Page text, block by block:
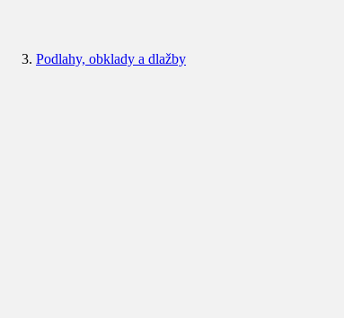
Podlahy, obklady a dlažby